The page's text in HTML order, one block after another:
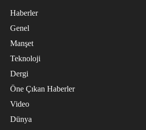
Haberler
Genel
Manşet
Teknoloji
Dergi
Öne Çıkan Haberler
Video
Dünya